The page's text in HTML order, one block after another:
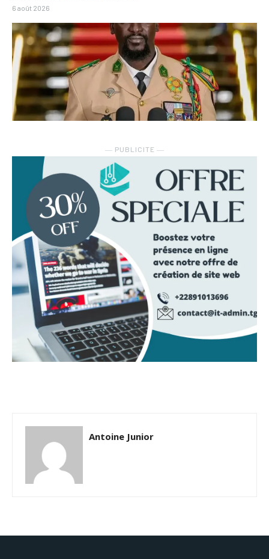
6 août 2026
― PUBLICITE ―
Antoine Junior